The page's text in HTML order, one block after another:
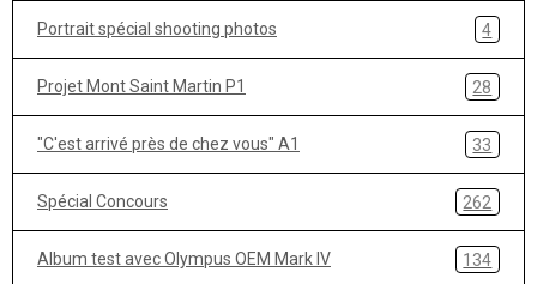
Portrait spécial shooting photos 4
Projet Mont Saint Martin P1 28
"C'est arrivé près de chez vous" A1 33
Spécial Concours 262
Album test avec Olympus OEM Mark IV 134